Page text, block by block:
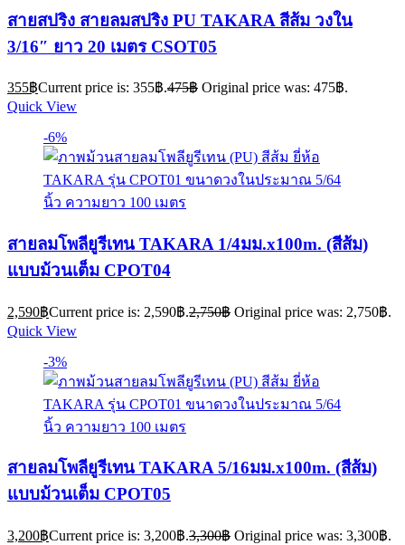
สายสปริง สายลมสปริง PU TAKARA สีส้ม วงใน
3/16″ ยาว 20 เมตร CSOT05
355฿Current price is: 355฿.475฿ Original price was: 475฿.
Quick View
-6%
สายลมโพลียูรีเทน TAKARA 1/4มม.x100m. (สีส้ม)
แบบม้วนเต็ม CPOT04
2,590฿Current price is: 2,590฿.2,750฿ Original price was: 2,750฿.
Quick View
-3%
สายลมโพลียูรีเทน TAKARA 5/16มม.x100m. (สีส้ม)
แบบม้วนเต็ม CPOT05
3,200฿Current price is: 3,200฿.3,300฿ Original price was: 3,300฿.